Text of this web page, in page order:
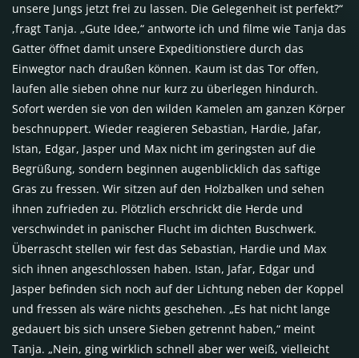
unsere Jungs jetzt frei zu lassen. Die Gelegenheit ist perfekt?“
,fragt Tanja. „Gute Idee,“ antworte ich und filme wie Tanja das
Gatter öffnet damit unsere Expeditionstiere durch das
Einwegtor nach draußen können. Kaum ist das Tor offen,
laufen alle sieben ohne nur kurz zu überlegen hindurch.
Sofort werden sie von den wilden Kamelen am ganzen Körper
beschnuppert. Wieder reagieren Sebastian, Hardie, Jafar,
Istan, Edgar, Jasper und Max nicht im geringsten auf die
Begrüßung, sondern beginnen augenblicklich das saftige
Gras zu fressen. Wir sitzen auf den Holzbalken und sehen
ihnen zufrieden zu. Plötzlich erschrickt die Herde und
verschwindet in panischer Flucht im dichten Buschwerk.
Überrascht stellen wir fest das Sebastian, Hardie und Max
sich ihnen angeschlossen haben. Istan, Jafar, Edgar und
Jasper befinden sich noch auf der Lichtung neben der Koppel
und fressen als wäre nichts geschehen. „Es hat nicht lange
gedauert bis sich unsere Sieben getrennt haben,“ meint
Tanja. „Nein, ging wirklich schnell aber wer weiß, vielleicht